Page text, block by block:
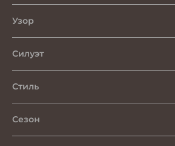
Узор
Силуэт
Стиль
Сезон